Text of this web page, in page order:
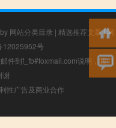
网站分类目录 | 精选推荐文章|网
12025952号
件到f_fb#foxmail.com说明，我们
谢
性广告及商业合作